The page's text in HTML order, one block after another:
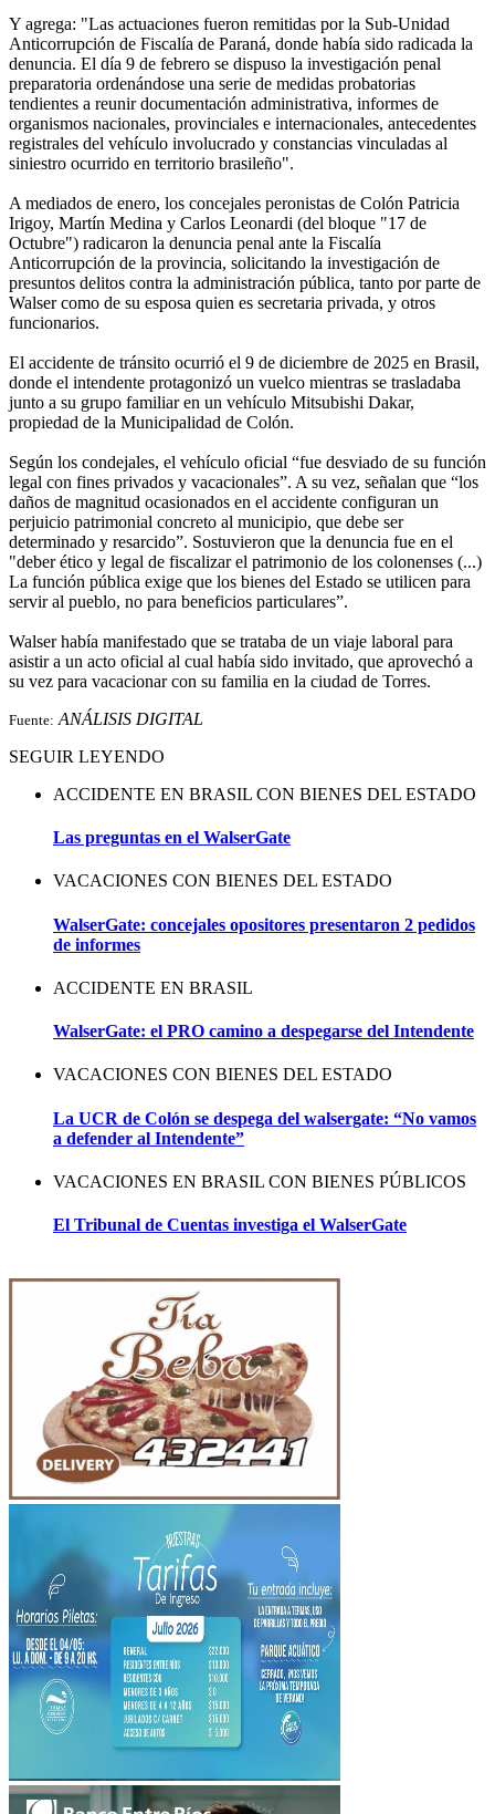
Y agrega: "Las actuaciones fueron remitidas por la Sub-Unidad
Anticorrupción de Fiscalía de Paraná, donde había sido radicada la
denuncia. El día 9 de febrero se dispuso la investigación penal
preparatoria ordenándose una serie de medidas probatorias
tendientes a reunir documentación administrativa, informes de
organismos nacionales, provinciales e internacionales, antecedentes
registrales del vehículo involucrado y constancias vinculadas al
siniestro ocurrido en territorio brasileño".
A mediados de enero, los concejales peronistas de Colón Patricia
Irigoy, Martín Medina y Carlos Leonardi (del bloque "17 de
Octubre") radicaron la denuncia penal ante la Fiscalía
Anticorrupción de la provincia, solicitando la investigación de
presuntos delitos contra la administración pública, tanto por parte de
Walser como de su esposa quien es secretaria privada, y otros
funcionarios.
El accidente de tránsito ocurrió el 9 de diciembre de 2025 en Brasil,
donde el intendente protagonizó un vuelco mientras se trasladaba
junto a su grupo familiar en un vehículo Mitsubishi Dakar,
propiedad de la Municipalidad de Colón.
Según los condejales, el vehículo oficial “fue desviado de su función
legal con fines privados y vacacionales”. A su vez, señalan que “los
daños de magnitud ocasionados en el accidente configuran un
perjuicio patrimonial concreto al municipio, que debe ser
determinado y resarcido”. Sostuvieron que la denuncia fue en el
"deber ético y legal de fiscalizar el patrimonio de los colonenses (...)
La función pública exige que los bienes del Estado se utilicen para
servir al pueblo, no para beneficios particulares”.
Walser había manifestado que se trataba de un viaje laboral para
asistir a un acto oficial al cual había sido invitado, que aprovechó a
su vez para vacacionar con su familia en la ciudad de Torres.
Fuente: ANÁLISIS DIGITAL
SEGUIR LEYENDO
ACCIDENTE EN BRASIL CON BIENES DEL ESTADO
Las preguntas en el WalserGate
VACACIONES CON BIENES DEL ESTADO
WalserGate: concejales opositores presentaron 2 pedidos
de informes
ACCIDENTE EN BRASIL
WalserGate: el PRO camino a despegarse del Intendente
VACACIONES CON BIENES DEL ESTADO
La UCR de Colón se despega del walsergate: “No vamos
a defender al Intendente”
VACACIONES EN BRASIL CON BIENES PÚBLICOS
El Tribunal de Cuentas investiga el WalserGate